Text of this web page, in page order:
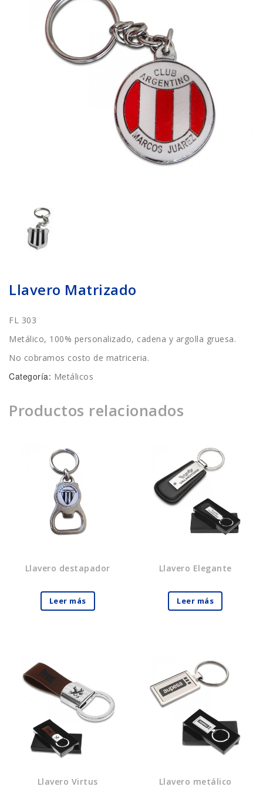
Llavero Matrizado
FL 303
Metálico, 100% personalizado, cadena y argolla gruesa.
No cobramos costo de matriceria.
Categoría: Metálicos
Productos relacionados
Llavero destapador
Leer más
Llavero Elegante
Leer más
Llavero Virtus Llavero metálico